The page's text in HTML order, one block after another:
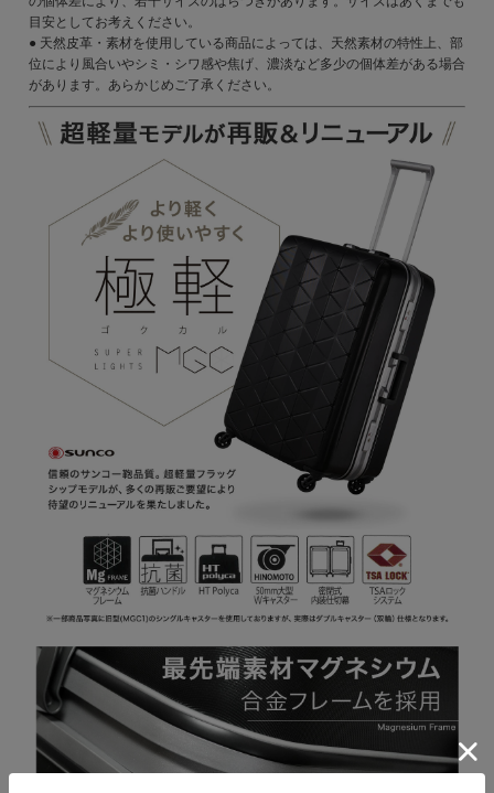
目安としてお考えください。
● 天然皮革・素材を使用している商品によっては、天然素材の特性上、部
位により風合いやシミ・シワ感や焦げ、濃淡など多少の個体差がある場合
があります。あらかじめご了承ください。